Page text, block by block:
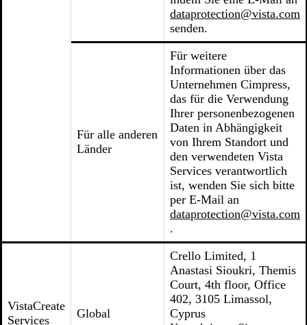
dataprotection@vista.com
senden.
Für alle anderen
Länder
Für weitere
Informationen über das
Unternehmen Cimpress,
das für die Verwendung
Ihrer personenbezogenen
Daten in Abhängigkeit
von Ihrem Standort und
den verwendeten Vista
Services verantwortlich
ist, wenden Sie sich bitte
per E-Mail an
dataprotection@vista.com
.
VistaCreate
Services
Global
Crello Limited, 1
Anastasi Sioukri, Themis
Court, 4th floor, Office
402, 3105 Limassol,
Cyprus